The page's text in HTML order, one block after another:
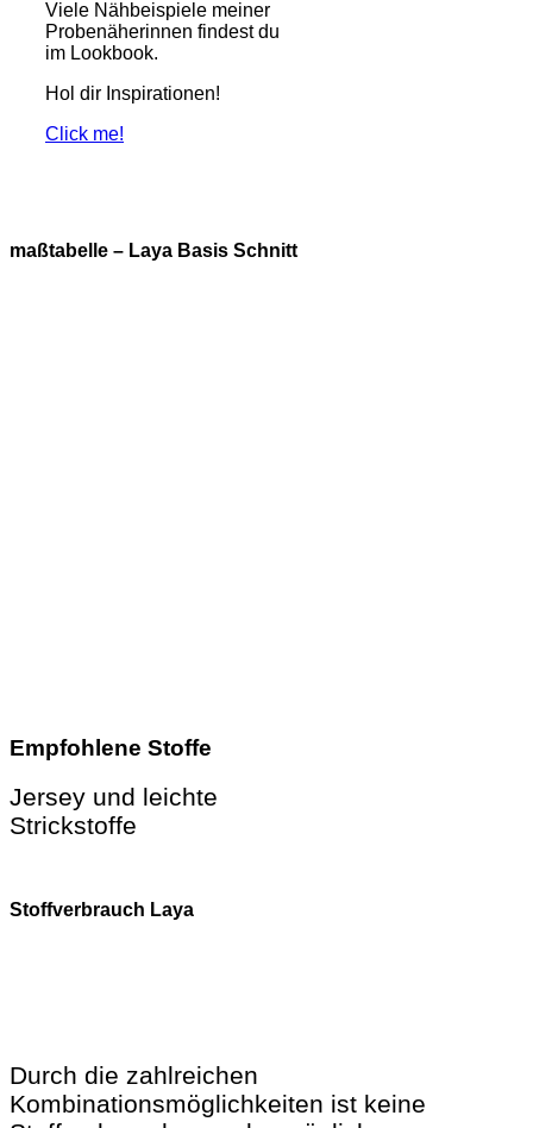
Viele Nähbeispiele meiner
Probenäherinnen findest du
im Lookbook.
Hol dir Inspirationen!
Click me!
maßtabelle – Laya Basis Schnitt
Empfohlene Stoffe
Jersey und leichte
Strickstoffe
Stoffverbrauch Laya
Durch die zahlreichen
Kombinationsmöglichkeiten ist keine